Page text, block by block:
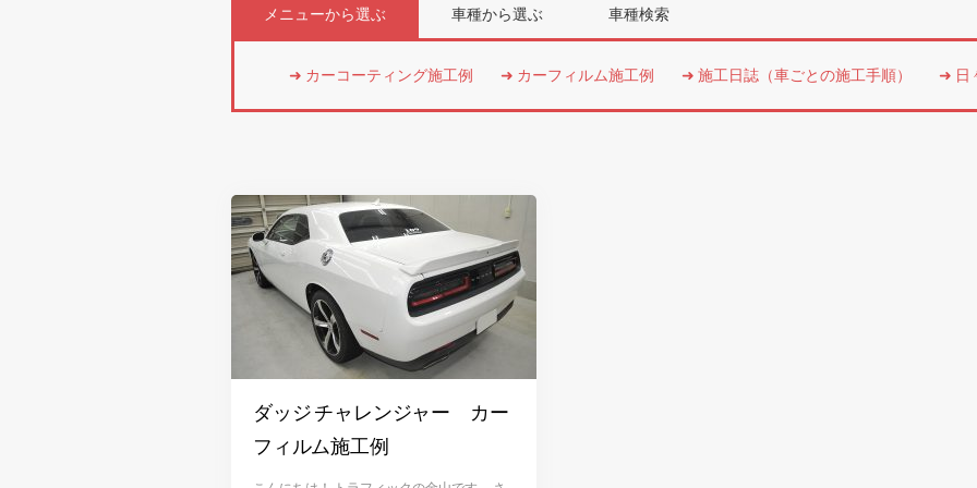
メニューから選ぶ 車種から選ぶ 車種検索
カーコーティング施工例 カーフィルム施工例 施工日誌（車ごとの施工手順） 日
ダッジ チャレンジャー カー
フィルム施工例